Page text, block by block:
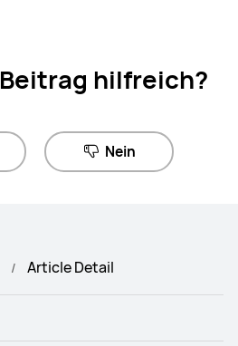
hilfreich?
Nein
Article Detail